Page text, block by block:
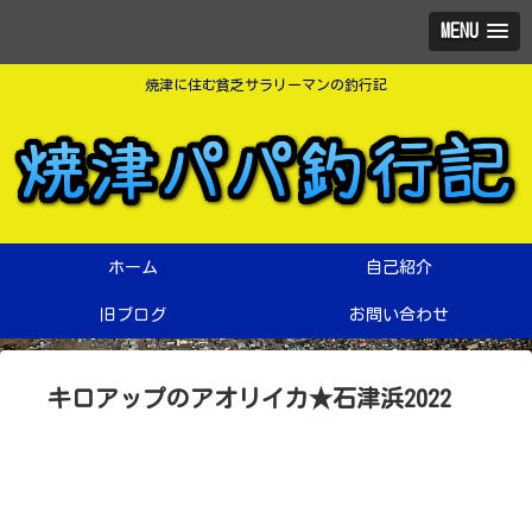
MENU
焼津に住む貧乏サラリーマンの釣行記
ホーム 自己紹介
旧ブログ お問い合わせ
キロアップのアオリイカ★石津浜2022